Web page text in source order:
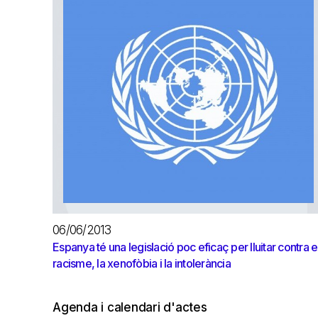
06/06/2013
Espanya té una legislació poc eficaç per lluitar contra
racisme, la xenofòbia i la intolerància
Agenda i calendari d'actes